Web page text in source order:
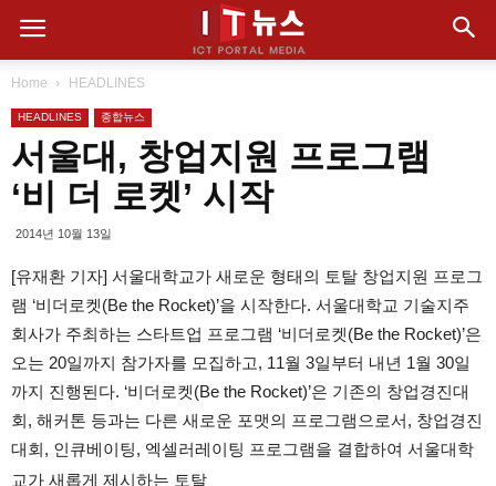
Home HEADLINES
HEADLINES 종합뉴스
서울대, 창업지원 프로그램
‘비 더 로켓’ 시작
2014년 10월 13일
[유재환 기자] 서울대학교가 새로운 형태의 토탈 창업지원 프로그
램 ‘비더로켓(Be the Rocket)’을 시작한다. 서울대학교 기술지주
회사가 주최하는 스타트업 프로그램 ‘비더로켓(Be the Rocket)’은
오는 20일까지 참가자를 모집하고, 11월 3일부터 내년 1월 30일
까지 진행된다. ‘비더로켓(Be the Rocket)’은 기존의 창업경진대
회, 해커톤 등과는 다른 새로운 포맷의 프로그램으로서, 창업경진
대회, 인큐베이팅, 엑셀러레이팅 프로그램을 결합하여 서울대학
교가 새롭게 제시하는 토탈